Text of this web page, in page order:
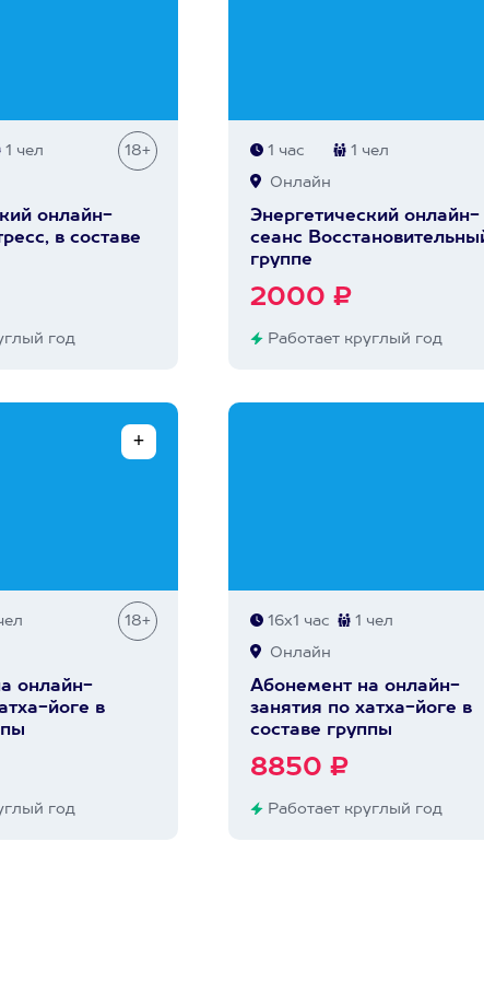
1 чел 18+
онлайн-
в составе
год
1 час 1 чел
Онлайн
Энергетический онлайн-
сеанс
группе
2000 ₽
Работает круглый год
18+
онлайн-
йоге в
год
16х1 час 1 чел
Онлайн
Абонемент на онлайн-
занятия по хатха-йоге в
составе группы
8850 ₽
Работает круглый год